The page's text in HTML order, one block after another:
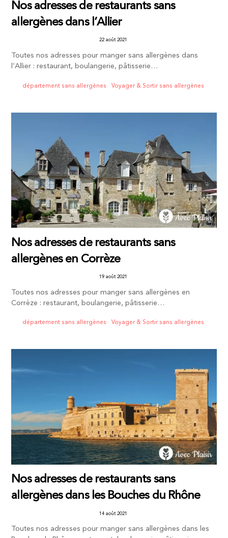
Nos adresses de restaurants sans
allergènes dans l’Allier
22 août 2021
Toutes nos adresses pour manger sans allergènes dans
l’Allier : restaurant, boulangerie, pâtisserie…
département sans allergènes Voyager & Sortir sans allergènes
Nos adresses de restaurants sans
allergènes en Corrèze
19 août 2021
Toutes nos adresses pour manger sans allergènes en
Corrèze : restaurant, boulangerie, pâtisserie…
département sans allergènes Voyager & Sortir sans allergènes
Nos adresses de restaurants sans
allergènes dans les Bouches du Rhône
14 août 2021
Toutes nos adresses pour manger sans allergènes dans les